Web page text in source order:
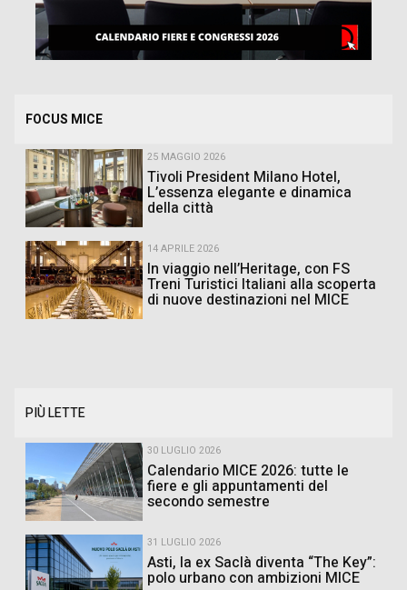
FOCUS MICE
25 MAGGIO 2026
Tivoli President Milano Hotel,
L’essenza elegante e dinamica
della città
14 APRILE 2026
In viaggio nell’Heritage, con FS
Treni Turistici Italiani alla scoperta
di nuove destinazioni nel MICE
PIÙ LETTE
30 LUGLIO 2026
Calendario MICE 2026: tutte le
fiere e gli appuntamenti del
secondo semestre
31 LUGLIO 2026
Asti, la ex Saclà diventa “The Key”:
polo urbano con ambizioni MICE